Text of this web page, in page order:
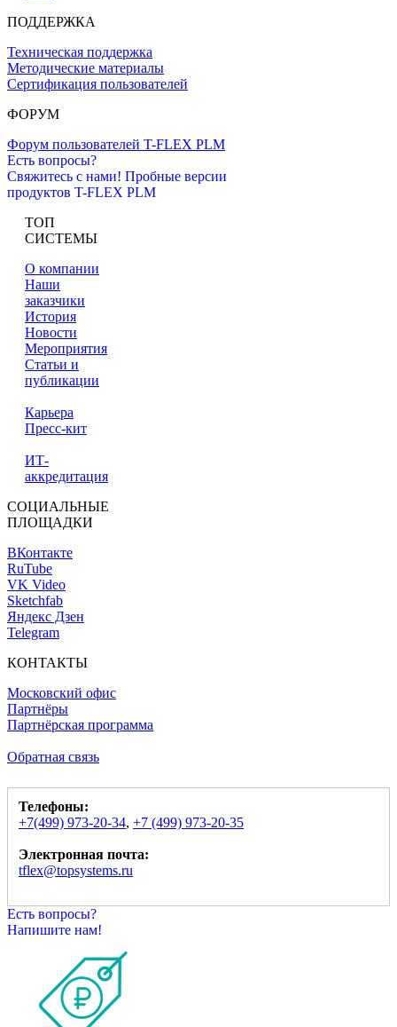
ПОДДЕРЖКА
Техническая поддержка
Методические материалы
Сертификация пользователей
ФОРУМ
Форум пользователей T-FLEX PLM
Есть вопросы?
Свяжитесь с нами! Пробные версии
продуктов T-FLEX PLM
ТОП
СИСТЕМЫ
О компании
Наши
заказчики
История
Новости
Мероприятия
Статьи и
публикации
Карьера
Пресс-кит
ИТ-
аккредитация
СОЦИАЛЬНЫЕ
ПЛОЩАДКИ
ВКонтакте
RuTube
VK Video
Sketchfab
Яндекс Дзен
Telegram
КОНТАКТЫ
Московский офис
Партнёры
Партнёрская программа
Обратная связь
Телефоны:
+7(499) 973-20-34, +7 (499) 973-20-35
Электронная почта:
tflex@topsystems.ru
Есть вопросы?
Напишите нам!